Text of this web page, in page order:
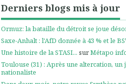
Derniers blogs mis à jour
Ormuz: la bataille du détroit se joue
Saxe-Anhalt : l'AfD donnée à 43 % et le
Une histoire de la STASI... surMétapo
Toulouse (31) : Après une altercation, un
nationaliste